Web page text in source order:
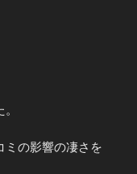
ミの影響の凄さを